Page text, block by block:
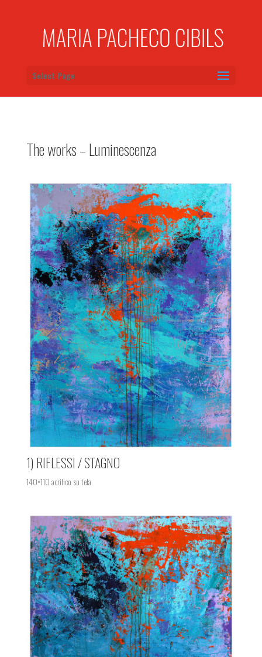
Select Page
The works – Luminescenza
1) RIFLESSI / STAGNO
140×110 acrilico su tela